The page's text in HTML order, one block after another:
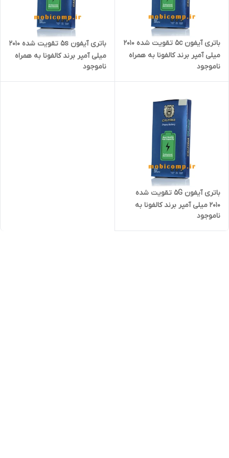
باتری آیفون 5c تقویت شده 2010
میلی آمپر برند کالفونا به همراه
کیت نصب آسان و چسب فابریک
ناموجود
باتری آیفون 5s تقویت شده 2010
میلی آمپر برند کالفونا به همراه
کیت نصب آسان و چسب فابریک
ناموجود
باتری آیفون 5G تقویت شده
2010 میلی آمپر برند کالفونا به
همراه کیت نصب آسان و چسب
فابریک
ناموجود